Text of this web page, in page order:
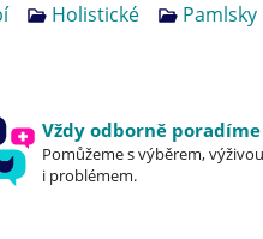
Holistické Pamlsky
Vždy odborně poradíme
Pomůžeme s výběrem, výživou
i problémem.